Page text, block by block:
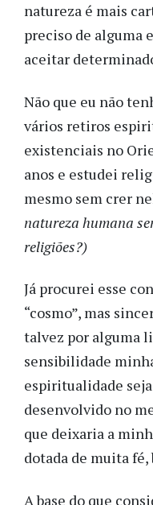
natureza é mais
preciso de alguma
aceitar
Não que eu não
vários retiros
existenciais no
anos e estudei
mesmo sem crer
natureza humana
religiões?)
Já procurei esse
“cosmo”, mas
talvez por alguma
sensibilidade
espiritualidade
desenvolvido no
que deixaria a
dotada de muita
A base do que